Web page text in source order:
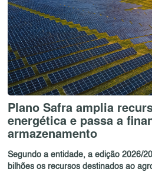
Plano Safra amplia
energética e passa a
armazenamento
Segundo a entidade, a edição 2026/
bilhões os recursos destinados ao